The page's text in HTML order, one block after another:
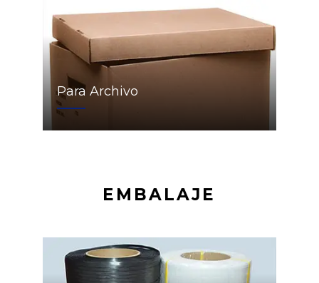
Para Archivo
EMBALAJE